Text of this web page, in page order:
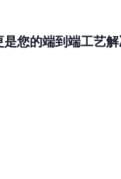
您的端到端工艺